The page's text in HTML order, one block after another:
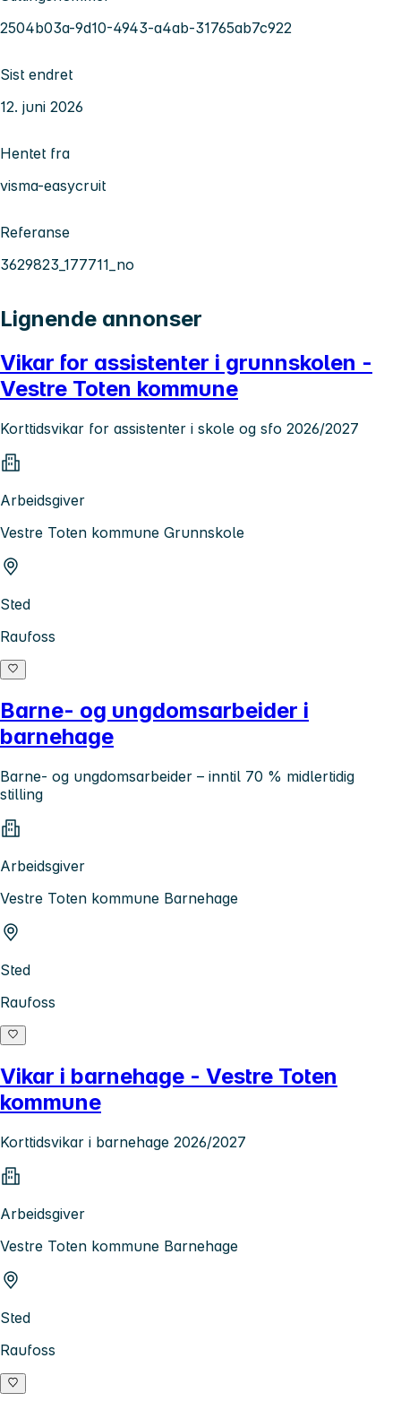
2504b03a-9d10-4943-a4ab-31765ab7c922
Sist endret
12. juni 2026
Hentet fra
visma-easycruit
Referanse
3629823_177711_no
Lignende annonser
Vikar for assistenter i grunnskolen -
Vestre Toten kommune
Korttidsvikar for assistenter i skole og sfo 2026/2027
Arbeidsgiver
Vestre Toten kommune Grunnskole
Sted
Raufoss
Barne- og ungdomsarbeider i
barnehage
Barne- og ungdomsarbeider – inntil 70 % midlertidig
stilling
Arbeidsgiver
Vestre Toten kommune Barnehage
Sted
Raufoss
Vikar i barnehage - Vestre Toten
kommune
Korttidsvikar i barnehage 2026/2027
Arbeidsgiver
Vestre Toten kommune Barnehage
Sted
Raufoss